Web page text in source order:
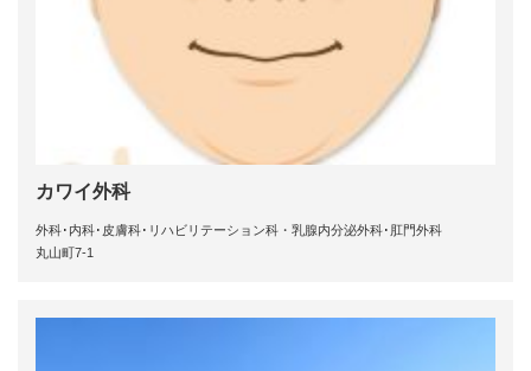
カワイ外科
外科･内科･皮膚科･リハビリテーション科・乳腺内分泌外科･肛門外科
丸山町7-1